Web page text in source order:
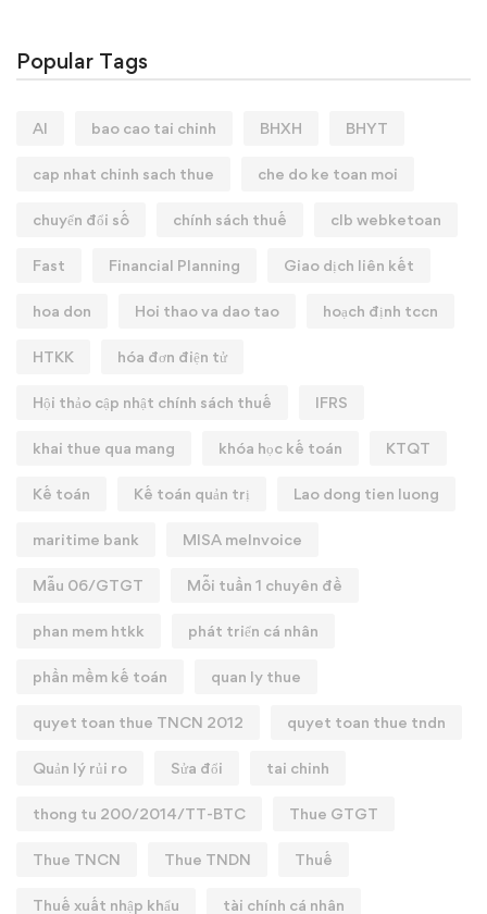
Popular Tags
AI bao cao tai chinh BHXH BHYT
cap nhat chinh sach thue che do ke toan moi
chuyển đổi số chính sách thuế clb webketoan
Fast Financial Planning Giao dịch liên kết
hoa don Hoi thao va dao tao hoạch định tccn
HTKK hóa đơn điện tử
Hội thảo cập nhật chính sách thuế IFRS
khai thue qua mang khóa học kế toán KTQT
Kế toán Kế toán quản trị Lao dong tien luong
maritime bank MISA meInvoice
Mẫu 06/GTGT Mỗi tuần 1 chuyên đề
phan mem htkk phát triển cá nhân
phần mềm kế toán quan ly thue
quyet toan thue TNCN 2012 quyet toan thue tndn
Quản lý rủi ro Sửa đổi tai chinh
thong tu 200/2014/TT-BTC Thue GTGT
Thue TNCN Thue TNDN Thuế
Thuế xuất nhập khẩu tài chính cá nhân